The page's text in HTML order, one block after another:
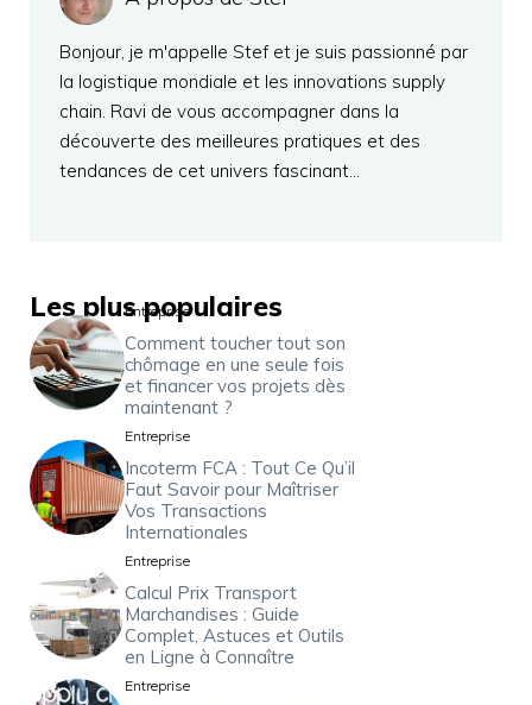
Bonjour, je m'appelle Stef et je suis passionné par
la logistique mondiale et les innovations supply
chain. Ravi de vous accompagner dans la
découverte des meilleures pratiques et des
tendances de cet univers fascinant…
Les plus populaires
Entreprise
Comment toucher tout son
chômage en une seule fois
et financer vos projets dès
maintenant ?
Entreprise
Incoterm FCA : Tout Ce Qu’il
Faut Savoir pour Maîtriser
Vos Transactions
Internationales
Entreprise
Calcul Prix Transport
Marchandises : Guide
Complet, Astuces et Outils
en Ligne à Connaître
Entreprise